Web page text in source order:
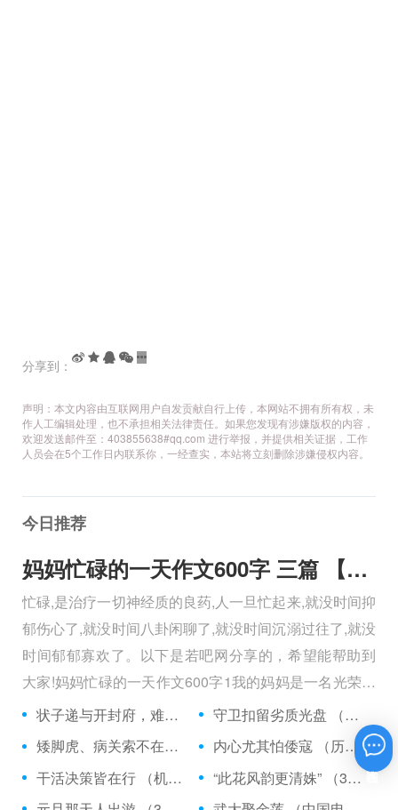
分享到：
声明：本文内容由互联网用户自发贡献自行上传，本网站不拥有所有权，未
作人工编辑处理，也不承担相关法律责任。如果您发现有涉嫌版权的内容，
欢迎发送邮件至：403855638#qq.com 进行举报，并提供相关证据，工作
人员会在5个工作日内联系你，一经查实，本站将立刻删除涉嫌侵权内容。
今日推荐
妈妈忙碌的一天作文600字 三篇 【600字】
忙碌,是治疗一切神经质的良药,人一旦忙起来,就没时间抑
郁伤心了,就没时间八卦闲聊了,就没时间沉溺过往了,就没
时间郁郁寡欢了。以下是若吧网分享的，希望能帮助到
大家!妈妈忙碌的一天作文600字1我的妈妈是一名光荣的
人民警察，她总有做不完的事情。
状子递与开封府，难忍怒气心中生 （5字口语）
守卫扣留劣质光盘 （5字常言）
矮脚虎、病关索不在，智多星、行者前往此处 （七字俗语）
内心尤其怕倭寇 （历法用语一卷帘）
干活决策皆在行 （机构简称二）
“此花风韵更清姝” （3字手机品牌）